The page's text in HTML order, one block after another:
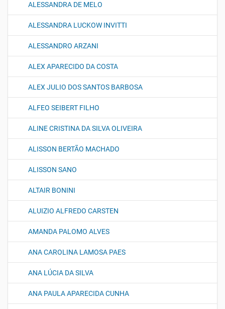
ALESSANDRA DE MELO
ALESSANDRA LUCKOW INVITTI
ALESSANDRO ARZANI
ALEX APARECIDO DA COSTA
ALEX JULIO DOS SANTOS BARBOSA
ALFEO SEIBERT FILHO
ALINE CRISTINA DA SILVA OLIVEIRA
ALISSON BERTÃO MACHADO
ALISSON SANO
ALTAIR BONINI
ALUIZIO ALFREDO CARSTEN
AMANDA PALOMO ALVES
ANA CAROLINA LAMOSA PAES
ANA LÚCIA DA SILVA
ANA PAULA APARECIDA CUNHA